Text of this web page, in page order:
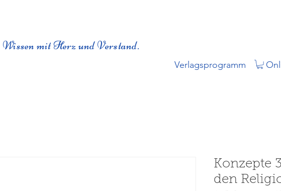
Wissen mit Herz und Verstand.
Verlagsprogramm
Konzepte
den